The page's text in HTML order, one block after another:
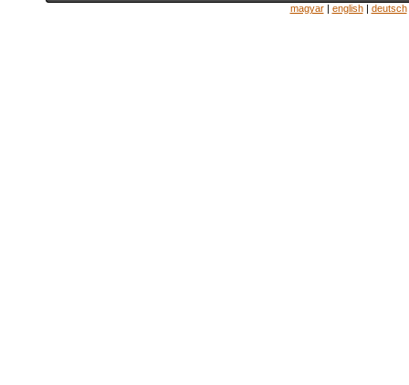
magyar| english| deutsch